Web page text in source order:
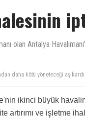
olan Antalya
her röportajında hükümet ve
nı nasıl
a gidecekler.Yemezler
AYT den böyle yersiniz.
daha kötü yöneteceği
gelemiyor
ikinci büyük
artırımı ve işletme